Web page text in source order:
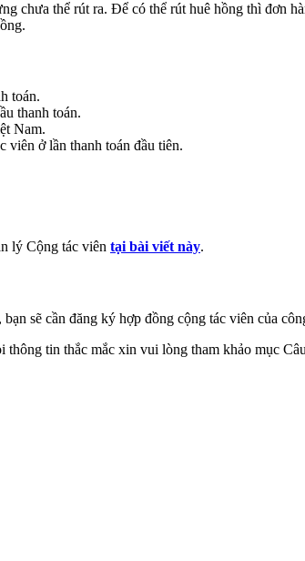
chưa thể rút ra. Để có thể rút huê hồng thì đơn
toán.
thanh toán.
Nam.
viên ở lần thanh toán đầu tiên.
lý Cộng tác viên tại bài viết này.
sẽ cần đăng ký hợp đồng cộng tác viên của
tin thắc mắc xin vui lòng tham khảo mục